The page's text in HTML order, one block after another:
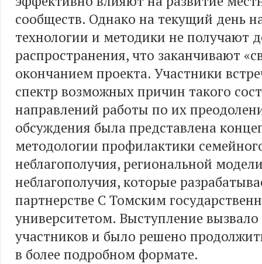
сообществ. Однако на текущий день
технологии и методики не получают
распространения, что заканчивают
окончанием проекта. Участники
спектр возможных причин такого
направлений работы по их
обсуждения была представлена
методологии профилактики
неблагополучия, региональной
неблагополучия, которые
партнерстве С Томским
университетом. Выступление вызвало
участников и было решено
в более подробном формате.